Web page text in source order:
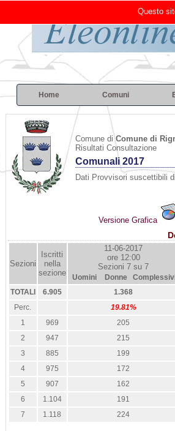
Home Comuni
Comune diComune di
Risultati Consultazione
Comunali 2017
Dati Provvisori suscettibili
Versione Grafica
Sezioni
Iscritti
nella
sezione
11-06-2017
ore 12:00
Sezioni 7 su 7
Uomini Donne
TOTALI
6.905 1.368
Perc. 19.81%
1
969 205
2 947 215
3 885 199
4 975 172
5 907 162
6 1.104 191
7 1.118 224
Questo